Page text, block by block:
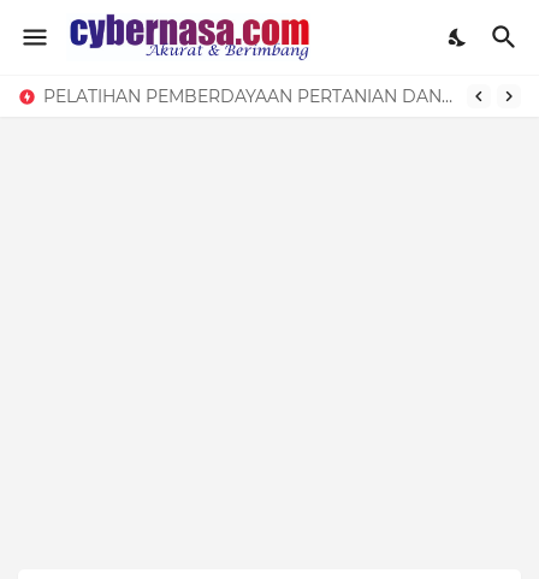
PELATIHAN PEMBERDAYAAN PERTANIAN DAN KETAHANAN PANGAN WUJUDKAN KPM PKH YANG MANDIRI DAN PRODUKTIF